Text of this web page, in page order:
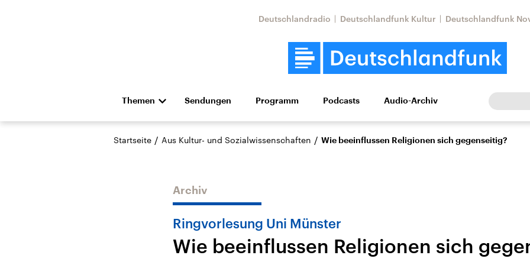
Deutschlandradio Deutschlandfunk Kultur Deutschlandfunk
Themen
Die Nachrichten Politik Wirtschaft Wissen Kultur Europa
Hörspiel und Feature Musik
Nahostkonflikt
Iran
Aktuelle Lage und
Faktenchecks
In unseren
Sendungen Programm Podcasts Audio-Archiv
Startseite / Aus Kultur- und Sozialwissenschaften / Wie beeinflussen Religionen sich gegenseitig?
Archiv
Ringvorlesung Uni Münster
Wie beeinflussen Religionen sich